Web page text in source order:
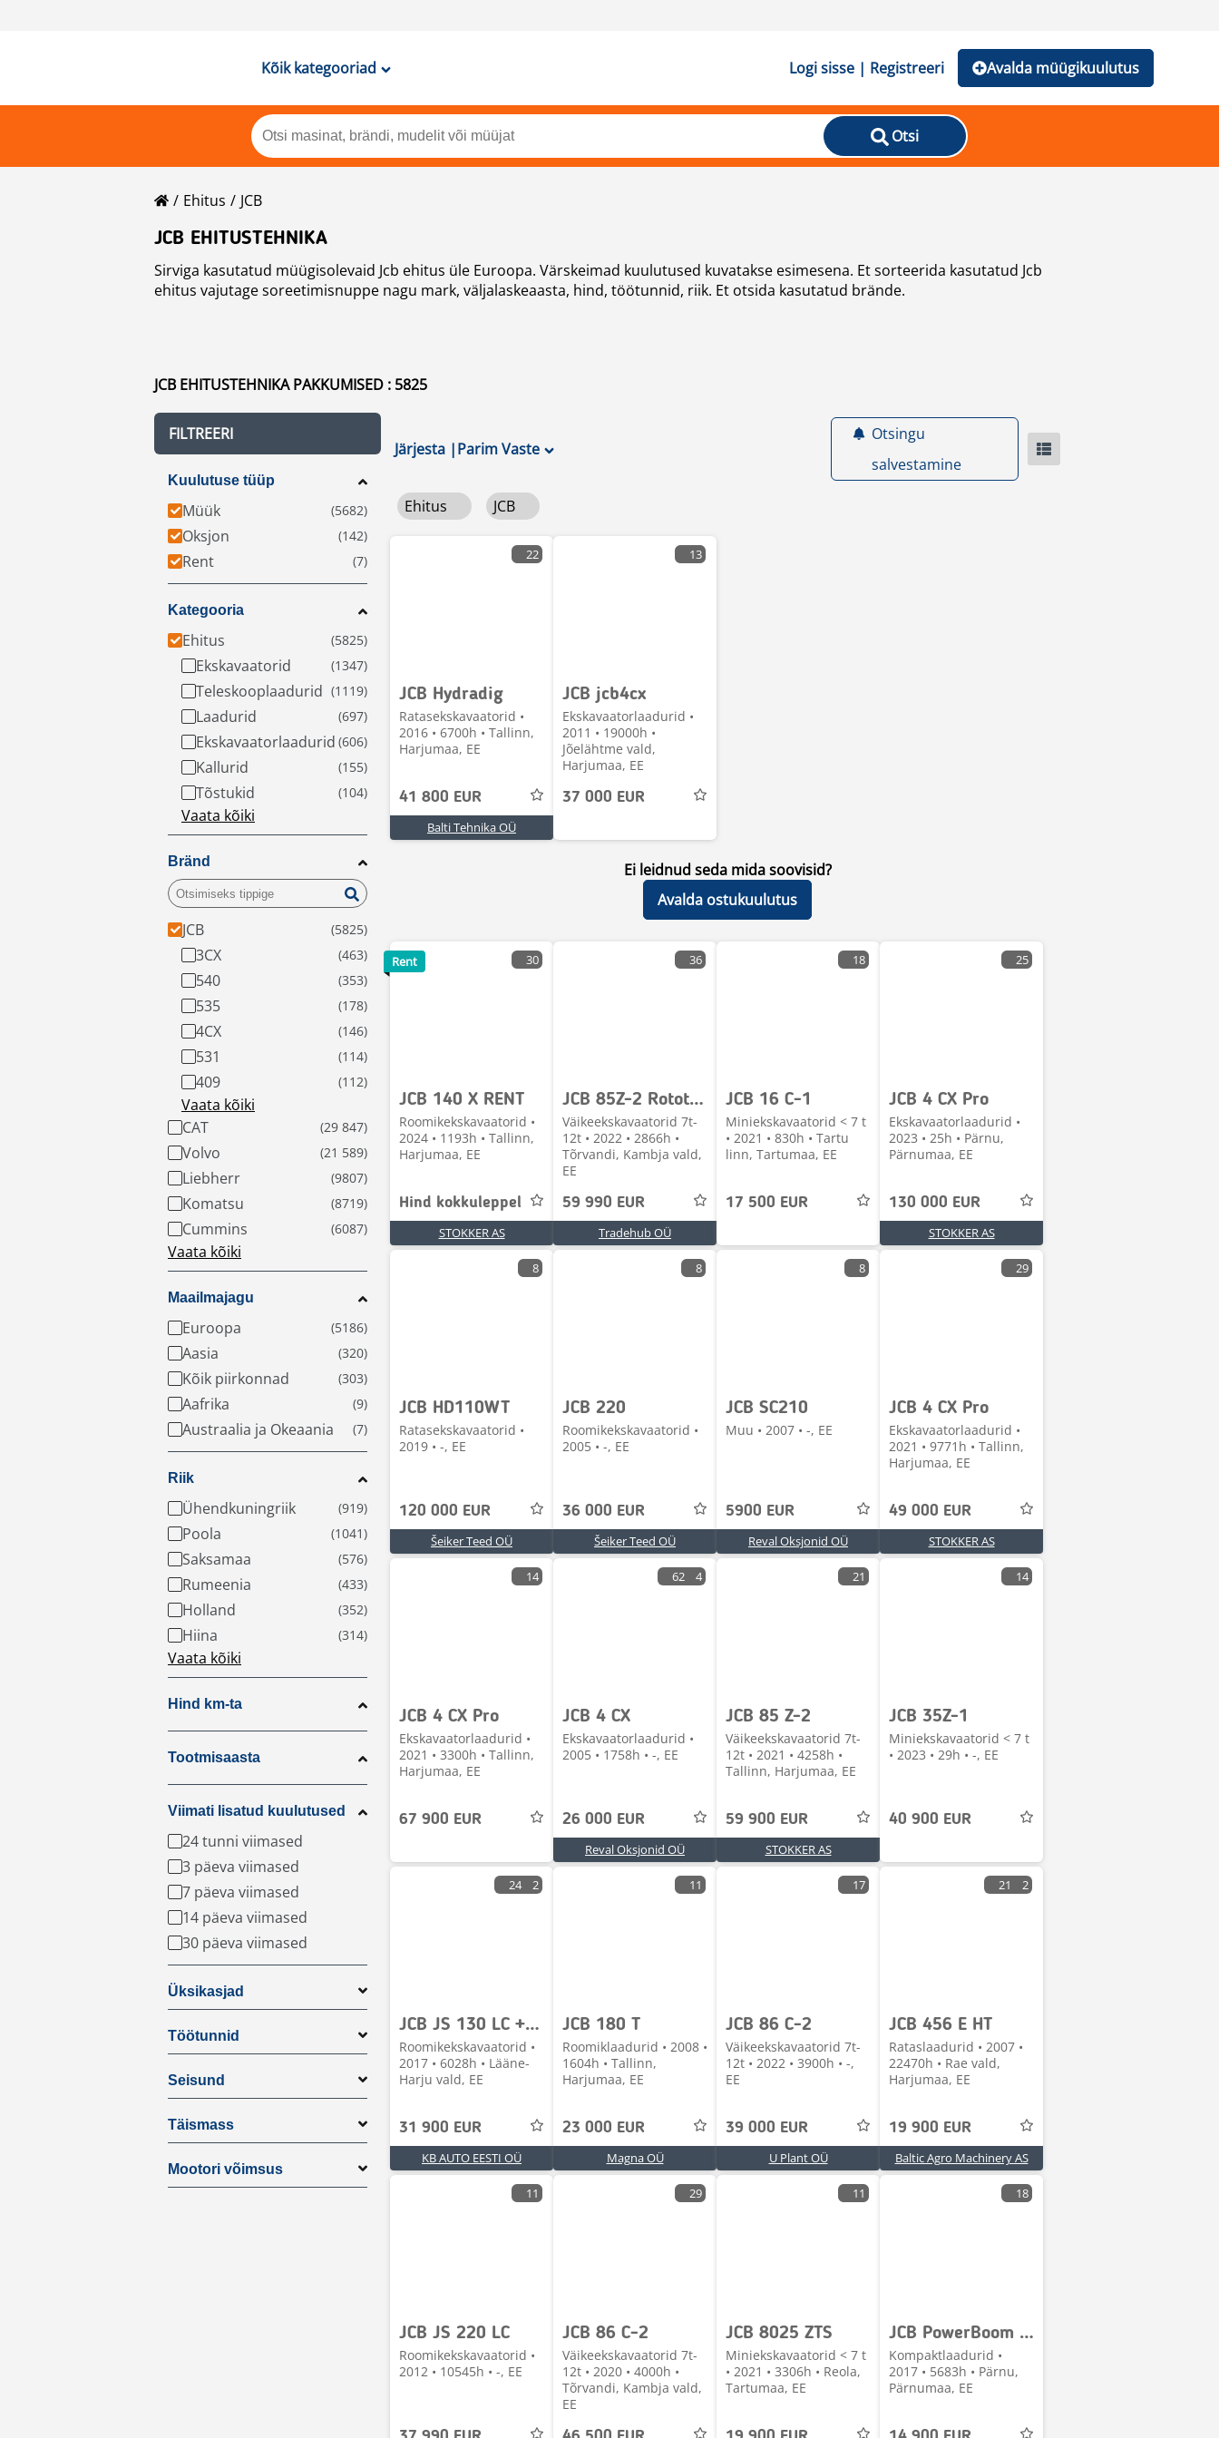
Kõik kategooriad Logi sisse | Registreeri Avalda müügikuulutus
Otsi
Ehitus
JCB
JCB EHITUSTEHNIKA
Sirviga kasutatud müügisolevaid Jcb ehitus üle Euroopa. Värskeimad kuulutused kuvatakse esimesena. Et sorteerida kasutatud Jcb
ehitus vajutage soreetimisnuppe nagu mark, väljalaskeaasta, hind, töötunnid, riik. Et otsida kasutatud brände.
JCB EHITUSTEHNIKA PAKKUMISED : 5825
FILTREERI
Kuulutuse tüüp
Müük
Oksjon
Rent
Kategooria
Ehitus
Ekskavaatorid
Teleskooplaadurid
Laadurid
Ekskavaatorlaadurid
Kallurid
Tõstukid
Vaata kõiki
Bränd
JCB
3CX
540
535
4CX
531
409
Vaata kõiki
CAT
Volvo
Liebherr
Komatsu
Cummins
Vaata kõiki
Maailmajagu
Euroopa
Aasia
Kõik piirkonnad
Aafrika
Austraalia ja Okeaania
Riik
Ühendkuningriik
Poola
Saksamaa
Rumeenia
Holland
Hiina
Vaata kõiki
Hind km-ta
Tootmisaasta
Viimati lisatud kuulutused
24 tunni viimased
3 päeva viimased
7 päeva viimased
14 päeva viimased
30 päeva viimased
Üksikasjad
Töötunnid
Seisund
Täismass
Mootori võimsus
Järjesta |Parim Vaste
Otsingu
salvestamine
Ehitus JCB
22
JCB Hydradig
Ratasekskavaatorid •
2016 • 6700h • Tallinn,
Harjumaa, EE
41 800 EUR
Balti Tehnika OÜ
13
JCB jcb4cx
Ekskavaatorlaadurid •
2011 • 19000h •
Jõelähtme vald,
Harjumaa, EE
37 000 EUR
Ei leidnud seda mida soovisid?
Avalda ostukuulutus
30
JCB 140 X RENT
Roomikekskavaatorid •
2024 • 1193h • Tallinn,
Harjumaa, EE
Hind kokkuleppel
STOKKER AS
Rent 36
JCB 85Z-2 Rototilt Guilliotine
Väikeekskavaatorid 7t-
12t • 2022 • 2866h •
Tõrvandi, Kambja vald,
EE
59 990 EUR
Tradehub OÜ
18
JCB 16 C-1
Miniekskavaatorid < 7 t
• 2021 • 830h • Tartu
linn, Tartumaa, EE
17 500 EUR
25
JCB 4 CX Pro
Ekskavaatorlaadurid •
2023 • 25h • Pärnu,
Pärnumaa, EE
130 000 EUR
STOKKER AS
8
JCB HD110WT
Ratasekskavaatorid •
2019 • -, EE
120 000 EUR
Šeiker Teed OÜ
8
JCB 220
Roomikekskavaatorid •
2005 • -, EE
36 000 EUR
Šeiker Teed OÜ
8
JCB SC210
Muu • 2007 • -, EE
5900 EUR
Reval Oksjonid OÜ
29
JCB 4 CX Pro
Ekskavaatorlaadurid •
2021 • 9771h • Tallinn,
Harjumaa, EE
49 000 EUR
STOKKER AS
14
JCB 4 CX Pro
Ekskavaatorlaadurid •
2021 • 3300h • Tallinn,
Harjumaa, EE
67 900 EUR
62 4
JCB 4 CX
Ekskavaatorlaadurid •
2005 • 1758h • -, EE
26 000 EUR
Reval Oksjonid OÜ
21
JCB 85 Z-2
Väikeekskavaatorid 7t-
12t • 2021 • 4258h •
Tallinn, Harjumaa, EE
59 900 EUR
STOKKER AS
14
JCB 35Z-1
Miniekskavaatorid < 7 t
• 2023 • 29h • -, EE
40 900 EUR
24 2
JCB JS 130 LC + T4F
Roomikekskavaatorid •
2017 • 6028h • Lääne-
Harju vald, EE
31 900 EUR
KB AUTO EESTI OÜ
11
JCB 180 T
Roomiklaadurid • 2008 •
1604h • Tallinn,
Harjumaa, EE
23 000 EUR
Magna OÜ
17
JCB 86 C-2
Väikeekskavaatorid 7t-
12t • 2022 • 3900h • -,
EE
39 000 EUR
U Plant OÜ
21 2
JCB 456 E HT
Rataslaadurid • 2007 •
22470h • Rae vald,
Harjumaa, EE
19 900 EUR
Baltic Agro Machinery AS
11
JCB JS 220 LC
Roomikekskavaatorid •
2012 • 10545h • -, EE
29
JCB 86 C-2
Väikeekskavaatorid 7t-
12t • 2020 • 4000h •
Tõrvandi, Kambja vald,
EE
11
JCB 8025 ZTS
Miniekskavaatorid < 7 t
• 2021 • 3306h • Reola,
Tartumaa, EE
18
JCB PowerBoom 210T
Kompaktlaadurid •
2017 • 5683h • Pärnu,
Pärnumaa, EE